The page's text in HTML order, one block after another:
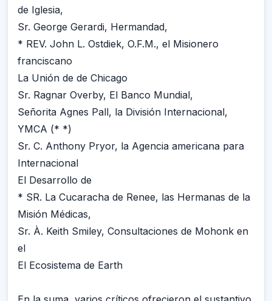
de Iglesia,
Sr. George Gerardi, Hermandad,
* REV. John L. Ostdiek, O.F.M., el Misionero
franciscano
La Unión de de Chicago
Sr. Ragnar Overby, El Banco Mundial,
Señorita Agnes Pall, la División Internacional,
YMCA (* *)
Sr. C. Anthony Pryor, la Agencia americana para
Internacional
El Desarrollo de
* SR. La Cucaracha de Renee, las Hermanas de la
Misión Médicas,
Sr. À. Keith Smiley, Consultaciones de Mohonk en
el
El Ecosistema de Earth